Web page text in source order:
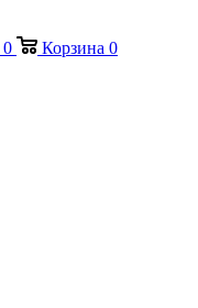
0 Корзина 0